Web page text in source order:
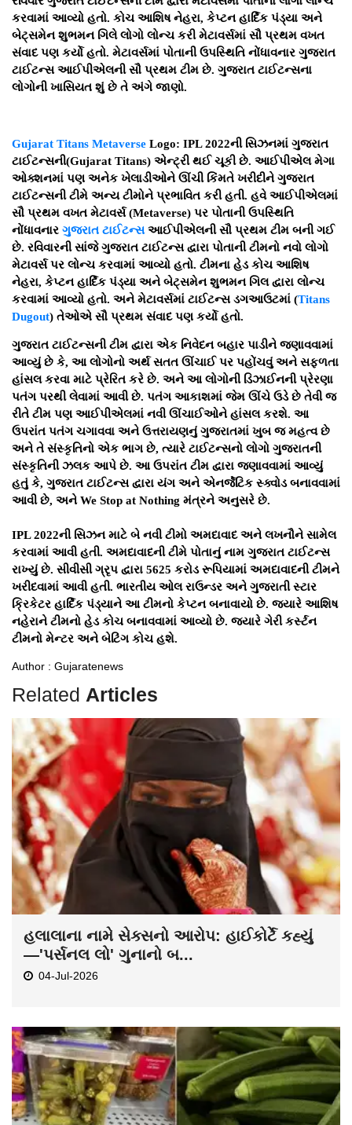
કરવામાં આવ્યો હતો. કોચ આશિષ નેહરા, કેપ્ટન હાર્દિક પંડ્યા અને
બેટ્સમેન શુભમન ગિલે લોગો લોન્ચ કરી મેટાવર્સમાં સૌ પ્રથમ વખત
સંવાદ પણ કર્યો હતો. મેટાવર્સમાં પોતાની ઉપસ્થિતિ નોંધાવનાર ગુજરાત
ટાઈટન્સ આઈપીએલની સૌ પ્રથમ ટીમ છે. ગુજરાત ટાઈટન્સના
લોગોની ખાસિયત શું છે તે અંગે જાણો.
Gujarat Titans Metaverse Logo: IPL 2022ની સિઝનમાં ગુજરાત
ટાઈટન્સની(Gujarat Titans) એન્ટ્રી થઈ ચૂકી છે. આઈપીએલ મેગા
ઓક્શનમાં પણ અનેક ખેલાડીઓને ઊંચી કિંમતે ખરીદીને ગુજરાત
ટાઈટન્સની ટીમે અન્ય ટીમોને પ્રભાવિત કરી હતી. હવે આઈપીએલમાં
સૌ પ્રથમ વખત મેટાવર્સ (Metaverse) પર પોતાની ઉપસ્થિતિ
નોંધાવનાર ગુજરાત ટાઈટન્સઆઈપીએલની સૌ પ્રથમ ટીમ બની ગઈ
છે. રવિવારની સાંજે ગુજરાત ટાઈટન્સ દ્વારા પોતાની ટીમનો નવો લોગો
મેટાવર્સ પર લોન્ચ કરવામાં આવ્યો હતો. ટીમના હેડ કોચ આશિષ
નેહરા, કેપ્ટન હાર્દિક પંડ્યા અને બેટ્સમેન શુભમન ગિલ દ્વારા લોન્ચ
કરવામાં આવ્યો હતો. અને મેટાવર્સમાં ટાઈટન્સ ડગઆઉટમાં (Titans
Dugout) તેઓએ સૌ પ્રથમ સંવાદ પણ કર્યો હતો.
ગુજરાત ટાઈટન્સની ટીમ દ્વારા એક નિવેદન બહાર પાડીને જણાવવામાં
આવ્યું છે કે, આ લોગોનો અર્થ સતત ઊંચાઈ પર પહોંચવું અને સફળતા
હાંસલ કરવા માટે પ્રેરિત કરે છે. અને આ લોગોની ડિઝાઈનની પ્રેરણા
પતંગ પરથી લેવામાં આવી છે. પતંગ આકાશમાં જેમ ઊંચે ઉડે છે તેવી જ
રીતે ટીમ પણ આઈપીએલમાં નવી ઊંચાઈઓને હાંસલ કરશે. આ
ઉપરાંત પતંગ ચગાવવા અને ઉત્તરાયણનું ગુજરાતમાં ખુબ જ મહત્વ છે
અને તે સંસ્કૃતિનો એક ભાગ છે, ત્યારે ટાઈટન્સનો લોગો ગુજરાતની
સંસ્કૃતિની ઝલક આપે છે. આ ઉપરાંત ટીમ દ્વારા જણાવવામાં આવ્યું
હતું કે, ગુજરાત ટાઈટન્સ દ્વારા યંગ અને એનર્જેટિક સ્ક્વોડ બનાવવામાં
આવી છે, અને We Stop at Nothing મંત્રને અનુસરે છે.
IPL 2022ની સિઝન માટે બે નવી ટીમો અમદાવાદ અને લખનૌને સામેલ
કરવામાં આવી હતી. અમદાવાદની ટીમે પોતાનું નામ ગુજરાત ટાઈટન્સ
રાખ્યું છે. સીવીસી ગ્રૃપ દ્વારા 5625 કરોડ રૂપિયામાં અમદાવાદની ટીમને
ખરીદવામાં આવી હતી. ભારતીય ઓલ રાઉન્ડર અને ગુજરાતી સ્ટાર
ક્રિકેટર હાર્દિક પંડ્યાને આ ટીમનો કેપ્ટન બનાવાયો છે. જ્યારે આશિષ
નહેરાને ટીમનો હેડ કોચ બનાવવામાં આવ્યો છે. જ્યારે ગેરી કર્સ્ટન
ટીમનો મેન્ટર અને બેટિંગ કોચ હશે.
Author : Gujaratenews
Related Articles
હલાલાના નામે સેક્સનો આરોપ: હાઈકોર્ટે કહ્યું
—'પર્સનલ લો' ગુનાનો બ...
04-Jul-2026